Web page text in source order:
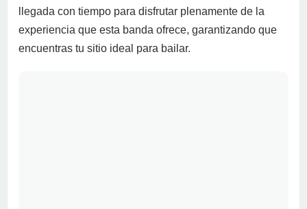
llegada con tiempo para disfrutar plenamente de la
experiencia que esta banda ofrece, garantizando que
encuentras tu sitio ideal para bailar.